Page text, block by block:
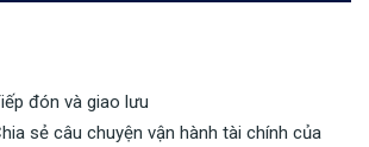
đón và giao lưu
sẻ câu chuyện vận hành tài chính của